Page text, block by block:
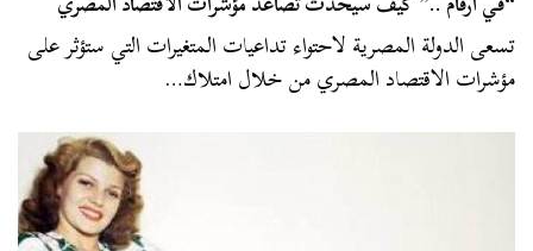
تسعى الدولة المصرية لاحتواء تداعيات المتغيرات التي ستؤثر على
مؤشرات الاقتصاد المصري من خلال امتلاك…